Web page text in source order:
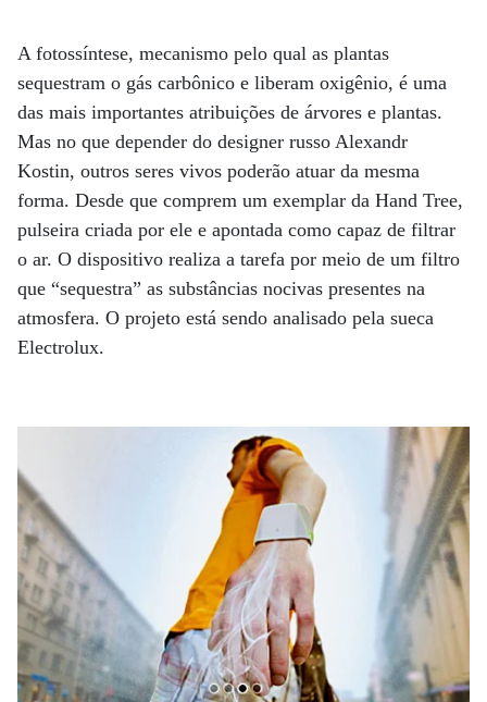
A fotossíntese, mecanismo pelo qual as plantas
sequestram o gás carbônico e liberam oxigênio, é uma
das mais importantes atribuições de árvores e plantas.
Mas no que depender do designer russo Alexandr
Kostin, outros seres vivos poderão atuar da mesma
forma. Desde que comprem um exemplar da Hand Tree,
pulseira criada por ele e apontada como capaz de filtrar
o ar. O dispositivo realiza a tarefa por meio de um filtro
que “sequestra” as substâncias nocivas presentes na
atmosfera. O projeto está sendo analisado pela sueca
Electrolux.